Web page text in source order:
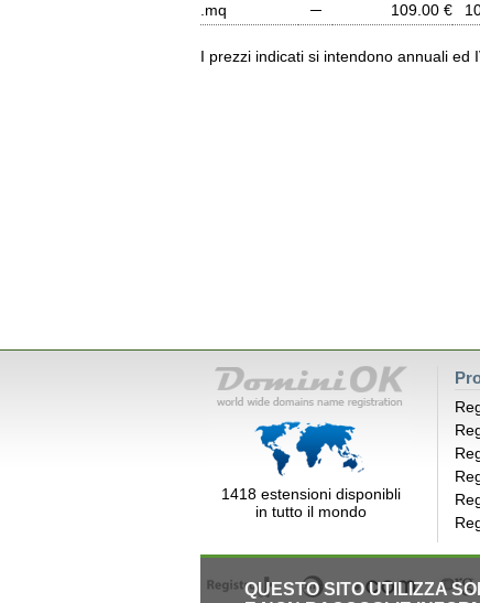
.mq
─ 109.00 €
I prezzi indicati si intendono annuali ed
1418 estensioni disponibli
in tutto il mondo
QUESTO SITO UTILIZZA